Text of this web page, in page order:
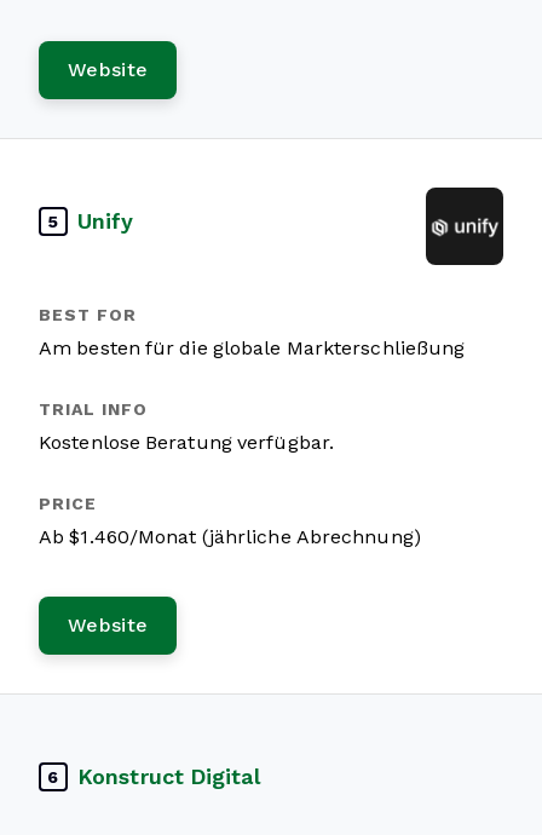
Website
5 Unify
Am besten für die globale Markterschließung
Kostenlose Beratung verfügbar.
Ab $1.460/Monat (jährliche Abrechnung)
Website
6 Konstruct Digital